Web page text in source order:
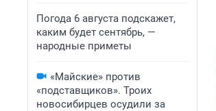
Погода 6 августа подскажет,
каким будет сентябрь, —
народные приметы
«Майские» против
«подставщиков». Троих
новосибирцев осудили за